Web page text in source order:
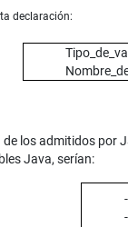
declaración:
los admitidos por
Java, serían: